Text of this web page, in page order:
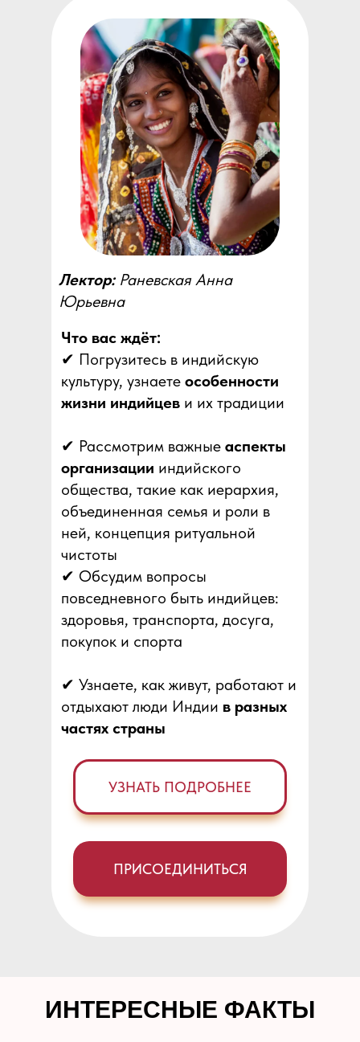
Что вас ждёт:
✔ Погрузитесь в индийскую
культуру, узнаете особенности
жизни индийцев и их традиции
✔ Рассмотрим важные аспекты
организации индийского
общества, такие как иерархия,
объединенная семья и роли в
ней, концепция ритуальной
чистоты
✔ Обсудим вопросы
повседневного быть индийцев:
здоровья, транспорта, досуга,
покупок и спорта
✔ Узнаете, как живут, работают и
отдыхают люди Индии в разных
частях страны
УЗНАТЬ ПОДРОБНЕЕ
ПРИСОЕДИНИТЬСЯ
Лектор: Раневская Анна
Юрьевна
ИНТЕРЕСНЫЕ ФАКТЫ